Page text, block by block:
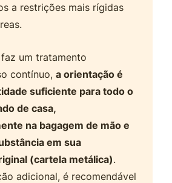
a restrições mais rígidas
um tratamento
contínuo,a orientação é
suficiente para todo o
de casa,
na bagagem de mão e
em sua
(cartela metálica).
adicional, é recomendável